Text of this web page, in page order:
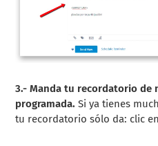
3.- Manda tu recordatorio de
programada.Si ya tienes
tu recordatorio sólo da: clic